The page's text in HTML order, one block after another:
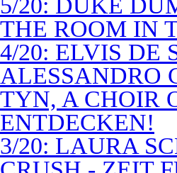
5/20: DUKE
THE ROOM IN
4/20: ELVIS DE
ALESSANDRO
TYN, A CHOIR
ENTDECKEN!
3/20: LAURA